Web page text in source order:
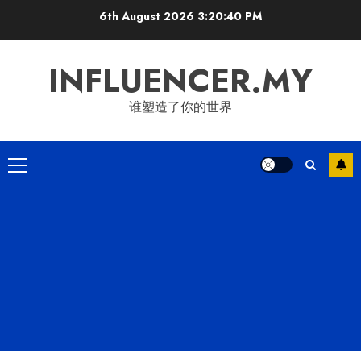
6th August 20263:20:41 PM
INFLUENCER.MY
谁塑造了你的世界
Primary